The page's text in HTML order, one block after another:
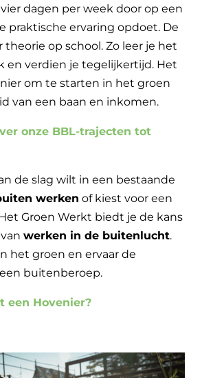
dagen per week door op een
praktische ervaring opdoet. De
theorie op school. Zo leer je het
en verdien je tegelijkertijd. Het
om te starten in het groen
van een baan en inkomen.
onze BBL-trajecten tot
de slag wilt in een bestaande
werken of kiest voor een
Groen Werkt biedt je de kans
werken in de buitenlucht.
het groen en ervaar de
buitenberoep.
een Hovenier?